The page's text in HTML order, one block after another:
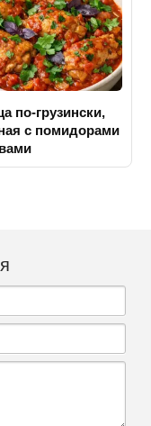
по-грузински,
с помидорами